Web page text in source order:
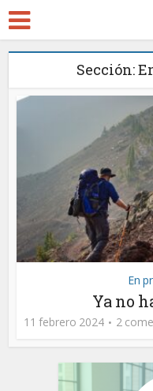
Sección:
En
Ya no
11 febrero 2024 2